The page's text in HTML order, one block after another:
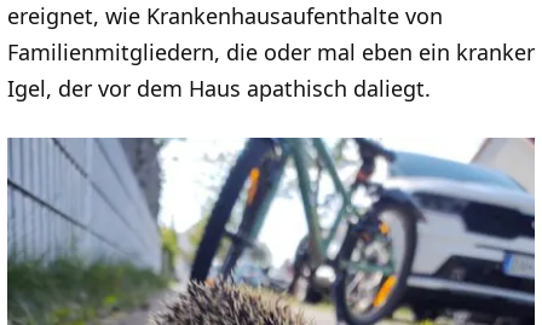
ereignet, wie Krankenhausaufenthalte von
Familienmitgliedern, die oder mal eben ein kranker
Igel, der vor dem Haus apathisch daliegt.